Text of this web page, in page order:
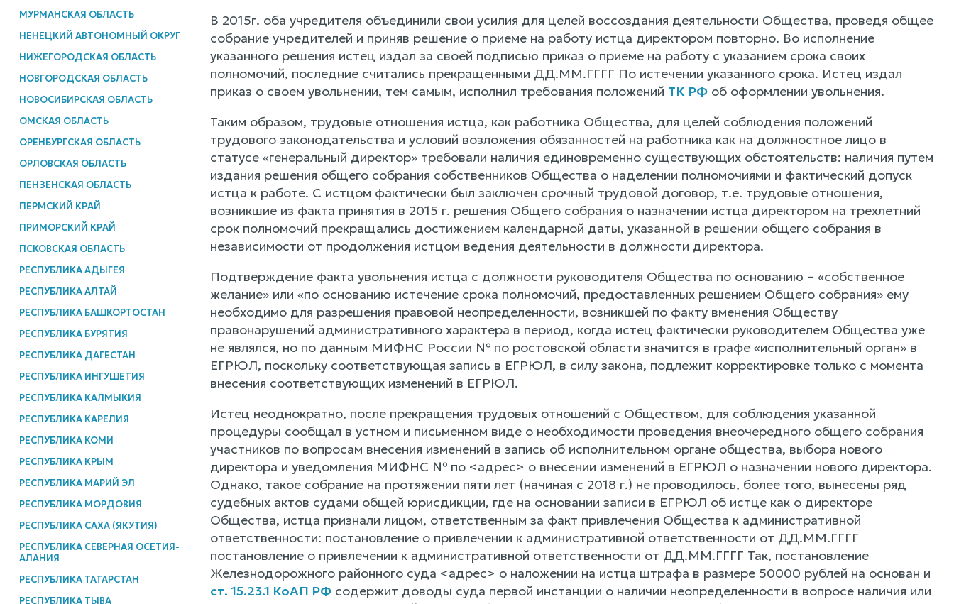
МУРМАНСКАЯ ОБЛАСТЬ
НЕНЕЦКИЙ АВТОНОМНЫЙ ОКРУГ
НИЖЕГОРОДСКАЯ ОБЛАСТЬ
НОВГОРОДСКАЯ ОБЛАСТЬ
НОВОСИБИРСКАЯ ОБЛАСТЬ
ОМСКАЯ ОБЛАСТЬ
ОРЕНБУРГСКАЯ ОБЛАСТЬ
ОРЛОВСКАЯ ОБЛАСТЬ
ПЕНЗЕНСКАЯ ОБЛАСТЬ
ПЕРМСКИЙ КРАЙ
ПРИМОРСКИЙ КРАЙ
ПСКОВСКАЯ ОБЛАСТЬ
РЕСПУБЛИКА АДЫГЕЯ
РЕСПУБЛИКА АЛТАЙ
РЕСПУБЛИКА БАШКОРТОСТАН
РЕСПУБЛИКА БУРЯТИЯ
РЕСПУБЛИКА ДАГЕСТАН
РЕСПУБЛИКА ИНГУШЕТИЯ
РЕСПУБЛИКА КАЛМЫКИЯ
РЕСПУБЛИКА КАРЕЛИЯ
РЕСПУБЛИКА КОМИ
РЕСПУБЛИКА КРЫМ
РЕСПУБЛИКА МАРИЙ ЭЛ
РЕСПУБЛИКА МОРДОВИЯ
РЕСПУБЛИКА САХА (ЯКУТИЯ)
РЕСПУБЛИКА СЕВЕРНАЯ ОСЕТИЯ-
АЛАНИЯ
РЕСПУБЛИКА ТАТАРСТАН
РЕСПУБЛИКА ТЫВА
В 2015г. оба учредителя объединили свои усилия для целей воссоздания деятельности Общества, проведя общее
собрание учредителей и приняв решение о приеме на работу истца директором повторно. Во исполнение
указанного решения истец издал за своей подписью приказ о приеме на работу с указанием срока своих
полномочий, последние считались прекращенными ДД.ММ.ГГГГ По истечении указанного срока. Истец издал
приказ о своем увольнении, тем самым, исполнил требования положений ТК РФоб оформлении увольнения.
Таким образом, трудовые отношения истца, как работника Общества, для целей соблюдения положений
трудового законодательства и условий возложения обязанностей на работника как на должностное лицо в
статусе «генеральный директор» требовали наличия единовременно существующих обстоятельств: наличия путем
издания решения общего собрания собственников Общества о наделении полномочиями и фактический допуск
истца к работе. С истцом фактически был заключен срочный трудовой договор, т.е. трудовые отношения,
возникшие из факта принятия в 2015 г. решения Общего собрания о назначении истца директором на трехлетний
срок полномочий прекращались достижением календарной даты, указанной в решении общего собрания в
независимости от продолжения истцом ведения деятельности в должности директора.
Подтверждение факта увольнения истца с должности руководителя Общества по основанию – «собственное
желание» или «по основанию истечение срока полномочий, предоставленных решением Общего собрания» ему
необходимо для разрешения правовой неопределенности, возникшей по факту вменения Обществу
правонарушений административного характера в период, когда истец фактически руководителем Общества уже
не являлся, но по данным МИФНС России № по ростовской области значится в графе «исполнительный орган» в
ЕГРЮЛ, поскольку соответствующая запись в ЕГРЮЛ, в силу закона, подлежит корректировке только с момента
внесения соответствующих изменений в ЕГРЮЛ.
Истец неоднократно, после прекращения трудовых отношений с Обществом, для соблюдения указанной
процедуры сообщал в устном и письменном виде о необходимости проведения внеочередного общего собрания
участников по вопросам внесения изменений в запись об исполнительном органе общества, выбора нового
директора и уведомления МИФНС № по <адрес> о внесении изменений в ЕГРЮЛ о назначении нового директора.
Однако, такое собрание на протяжении пяти лет (начиная с 2018 г.) не проводилось, более того, вынесены ряд
судебных актов судами общей юрисдикции, где на основании записи в ЕГРЮЛ об истце как о директоре
Общества, истца признали лицом, ответственным за факт привлечения Общества к административной
ответственности: постановление о привлечении к административной ответственности от ДД.ММ.ГГГГ
постановление о привлечении к административной ответственности от ДД.ММ.ГГГГ Так, постановление
Железнодорожного районного суда <адрес> о наложении на истца штрафа в размере 50000 рублей на основан и
ст. 15.23.1 КоАП РФсодержит доводы суда первой инстанции о наличии неопределенности в вопросе наличия или